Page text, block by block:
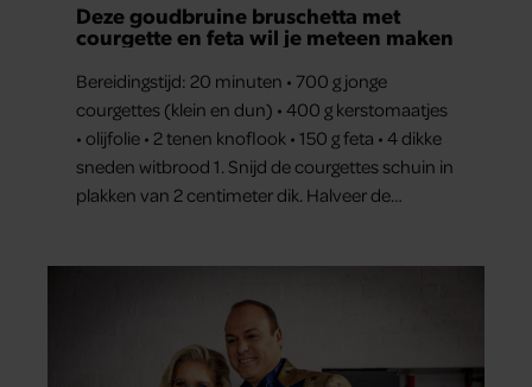
Deze goudbruine bruschetta met
courgette en feta wil je meteen maken
Bereidingstijd: 20 minuten • 700 g jonge
courgettes (klein en dun) • 400 g kerstomaatjes
• olijfolie • 2 tenen knoflook • 150 g feta • 4 dikke
sneden witbrood 1. Snijd de courgettes schuin in
plakken van 2 centimeter dik. Halveer de